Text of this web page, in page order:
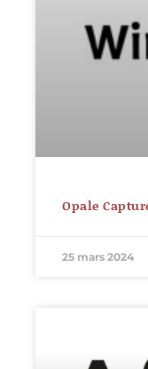
Opale
25 mars 2024